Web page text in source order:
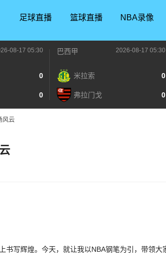
足球直播 篮球直播 NBA录像
08-17 05:30
0
0
巴西甲 2026-08-17 05:30
米拉索 0
弗拉门戈 0
风云
写辉煌。今天，就让我以NBA钢笔为引，带领大